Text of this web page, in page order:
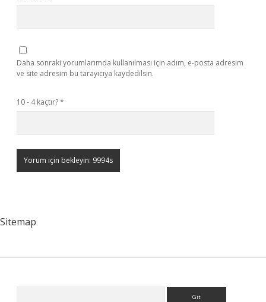
Daha sonraki yorumlarımda kullanılması için adım, e-posta adresim
ve site adresim bu tarayıcıya kaydedilsin.
10 - 4 kaçtır?*
Sitemap